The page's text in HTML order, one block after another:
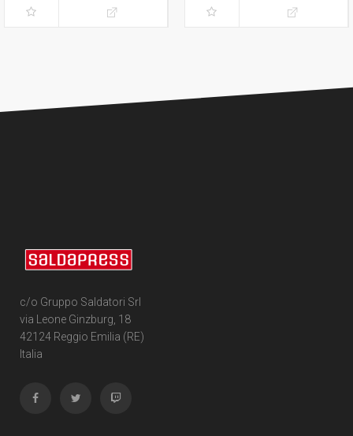
c/o Gruppo Saldatori Srl
via Leone Ginzburg, 18
42124 Reggio Emilia (RE)
Italia